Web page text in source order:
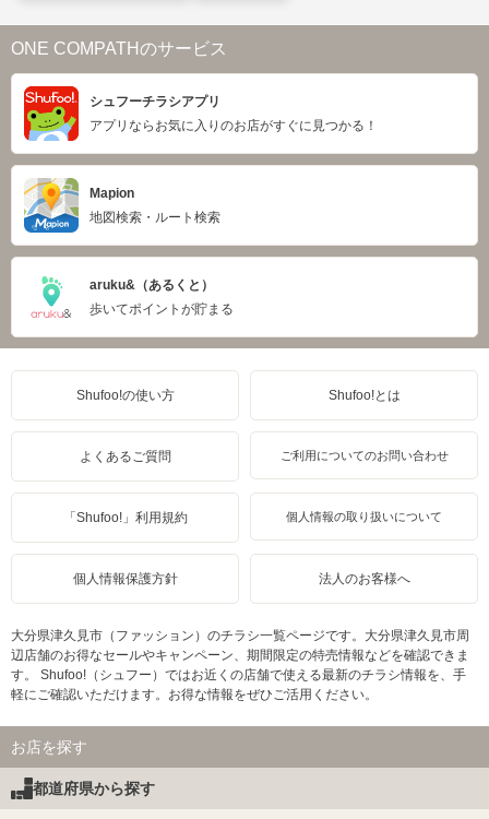
ONE COMPATHのサービス
シュフーチラシアプリ
アプリならお気に入りのお店がすぐに見つかる！
Mapion
地図検索・ルート検索
aruku&（あるくと）
歩いてポイントが貯まる
Shufoo!の使い方 Shufoo!とは
よくあるご質問 ご利用についてのお問い合わせ
「Shufoo!」利用規約 個人情報の取り扱いについて
個人情報保護方針 法人のお客様へ
大分県津久見市（ファッション）のチラシ一覧ページです。大分県津久見市周
辺店舗のお得なセールやキャンペーン、期間限定の特売情報などを確認できま
す。 Shufoo!（シュフー）ではお近くの店舗で使える最新のチラシ情報を、手
軽にご確認いただけます。お得な情報をぜひご活用ください。
お店を探す
都道府県から探す